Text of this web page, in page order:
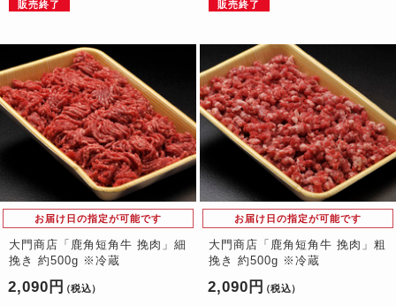
販売終了 販売終了
お届け日の指定が可能です
大門商店「鹿角短角牛 挽肉」細
挽き 約500g ※冷蔵
2,090円 （税込）
お届け日の指定が可能です
大門商店「鹿角短角牛 挽肉」粗
挽き 約500g ※冷蔵
2,090円 （税込）